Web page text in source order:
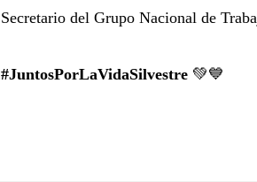
Secretario del Grupo Nacional de
#JuntosPorLaVidaSilvestre 💚💙